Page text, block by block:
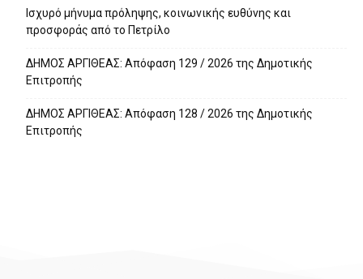
Ισχυρό μήνυμα πρόληψης, κοινωνικής ευθύνης και
προσφοράς από το Πετρίλο
ΔΗΜΟΣ ΑΡΓΙΘΕΑΣ: Απόφαση 129 / 2026 της Δημοτικής
Επιτροπής
ΔΗΜΟΣ ΑΡΓΙΘΕΑΣ: Απόφαση 128 / 2026 της Δημοτικής
Επιτροπής